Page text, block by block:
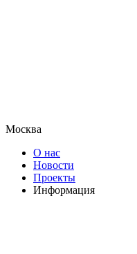
Москва
О нас
Новости
Проекты
Информация